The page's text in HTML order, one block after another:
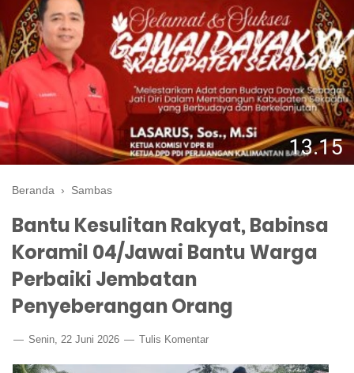
Beranda › Sambas
Bantu Kesulitan Rakyat, Babinsa
Koramil 04/Jawai Bantu Warga
Perbaiki Jembatan
Penyeberangan Orang
Senin, 22 Juni 2026 Tulis Komentar